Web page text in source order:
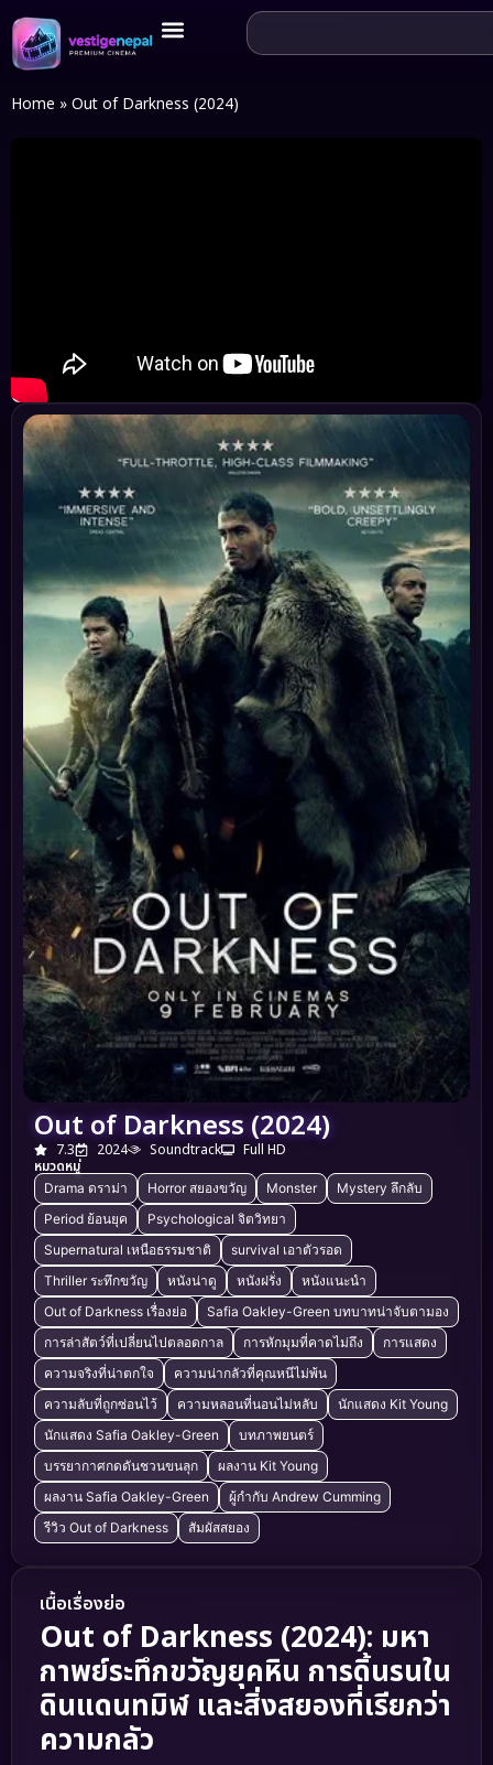
Home » Out of Darkness (2024)
Out of Darkness (2024)
7.3 2024 Soundtrack
Full HD
หมวดหมู่
Drama ดราม่า Horror สยองขวัญ Monster
Mystery ลึกลับ
Period ย้อนยุค
Psychological จิตวิทยา
Supernatural เหนือธรรมชาติ
survival เอาตัวรอด
Thriller ระทึกขวัญ
หนังน่าดู หนังฝรั่ง
หนังแนะนำ
Out of Darkness เรื่องย่อ
Safia Oakley-Green บทบาทน่าจับตามอง
การล่าสัตว์ที่เปลี่ยนไปตลอดกาล
การหักมุมที่คาดไม่ถึง
การแสดง
ความจริงที่น่าตกใจ
ความน่ากลัวที่คุณหนีไม่พ้น
ความลับที่ถูกซ่อนไว้
ความหลอนที่นอนไม่หลับ
นักแสดง Kit Young
นักแสดง Safia Oakley-Green
บทภาพยนตร์
บรรยากาศกดดันชวนขนลุก
ผลงาน Kit Young
ผลงาน Safia Oakley-Green
ผู้กำกับ Andrew Cumming
รีวิว Out of Darkness
สัมผัสสยอง
เนื้อเรื่องย่อ
Out of Darkness (2024): มหา
กาพย์ระทึกขวัญยุคหิน การดิ้นรนใน
ดินแดนทมิฬ และสิ่งสยองที่เรียกว่า
ความกลัว